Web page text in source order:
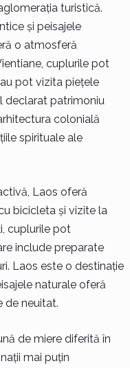
turistică.
și peisajele
o atmosferă
cuplurile pot
pot vizita piețele
declarat patrimoniu
colonială
spirituale ale
Laos oferă
bicicleta și vizite la
cuplurile pot
include preparate
Laos este o destinație
naturale oferă
de neuitat.
de miere diferită în
mai puțin